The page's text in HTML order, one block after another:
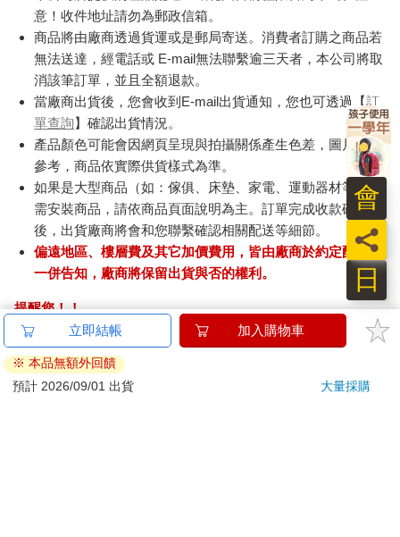
意！收件地址請勿為郵政信箱。
商品將由廠商透過貨運或是郵局寄送。消費者訂購之商品若
無法送達，經電話或 E-mail無法聯繫逾三天者，本公司將取
消該筆訂單，並且全額退款。
當廠商出貨後，您會收到E-mail出貨通知，您也可透過【訂
單查詢】確認出貨情況。
產品顏色可能會因網頁呈現與拍攝關係產生色差，圖片僅供
參考，商品依實際供貨樣式為準。
如果是大型商品（如：傢俱、床墊、家電、運動器材等）及
需安裝商品，請依商品頁面說明為主。訂單完成收款確認
後，出貨廠商將會和您聯繫確認相關配送等細節。
偏遠地區、樓層費及其它加價費用，皆由廠商於約定配送時
一併告知，廠商將保留出貨與否的權利。
提醒您！！
金石堂及銀行均不會請您操作ATM! 如接獲電話要求您前往
ATM提款機，請不要聽從指示，以免受騙上當！
退換貨須知：
立即結帳 加入購物車
※ 本品無額外回饋
預計 2026/09/01 出貨
大量採購
日
員
會